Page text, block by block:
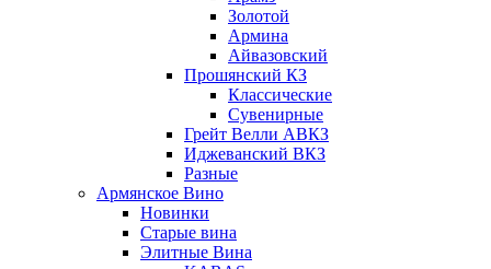
Золотой
Армина
Айвазовский
Прошянский КЗ
Классические
Сувенирные
Грейт Велли АВКЗ
Иджеванский ВКЗ
Разные
Армянское Вино
Новинки
Старые вина
Элитные Вина